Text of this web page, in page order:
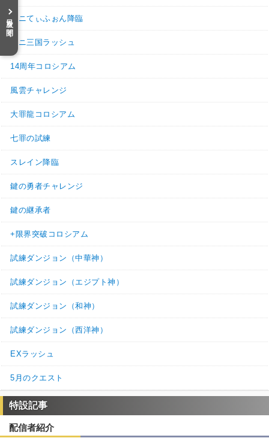
目次を開くミニてぃふぉん降臨
ミニ三国ラッシュ
14周年コロシアム
風雲チャレンジ
大罪龍コロシアム
七罪の試練
スレイン降臨
鍵の勇者チャレンジ
鍵の継承者
+限界突破コロシアム
試練ダンジョン（中華神）
試練ダンジョン（エジプト神）
試練ダンジョン（和神）
試練ダンジョン（西洋神）
EXラッシュ
5月のクエスト
特設記事
配信者紹介